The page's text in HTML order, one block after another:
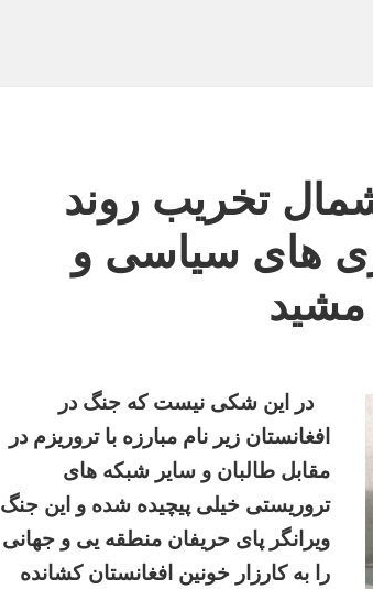
تخریب روند
های سیاسی و
مشید
در این شکی نیست که جنگ در
افغانستان زیر نام مبارزه با تروریزم در
مقابل طالبان و سایر شبکه های
تروریستی خیلی پیچیده شده و این جنگ
ویرانگر پای حریفان منطقه یی و جهانی
را به کارزار خونین افغانستان کشانده